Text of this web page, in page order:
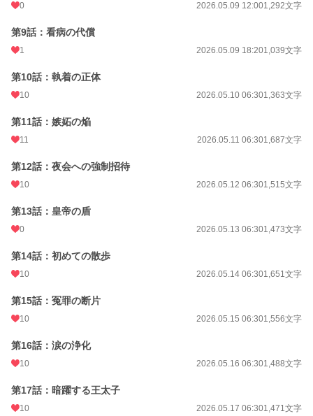
0 2026.05.09 12:001,292文字
第9話：看病の代償
1 2026.05.09 18:201,039文字
第10話：執着の正体
10 2026.05.10 06:301,363文字
第11話：嫉妬の焔
11 2026.05.11 06:301,687文字
第12話：夜会への強制招待
10 2026.05.12 06:301,515文字
第13話：皇帝の盾
0 2026.05.13 06:301,473文字
第14話：初めての散歩
10 2026.05.14 06:301,651文字
第15話：冤罪の断片
10 2026.05.15 06:301,556文字
第16話：涙の浄化
10 2026.05.16 06:301,488文字
第17話：暗躍する王太子
10 2026.05.17 06:301,471文字